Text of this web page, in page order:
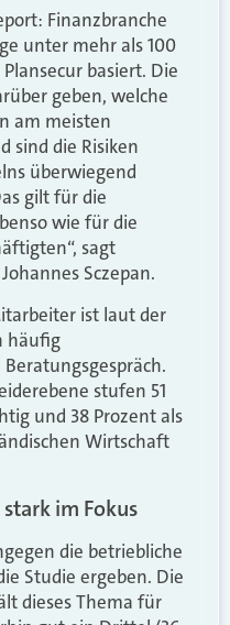
Finanzbranche
unter mehr als 100
basiert. Die
geben, welche
am meisten
sind die Risiken
überwiegend
gilt für die
wie für die
sagt
Sczepan.
ist laut der
häufig
stufen 51
und 38 Prozent als
Wirtschaft
im Fokus
die betriebliche
Studie ergeben. Die
dieses Thema für